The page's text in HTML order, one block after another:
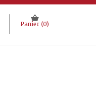
Panier (0)